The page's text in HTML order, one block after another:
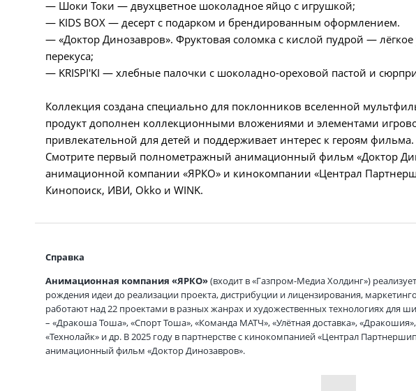
— Шоки Токи — двухцветное шоколадное яйцо с игрушкой;
— KIDS BOX — десерт с подарком и брендированным оформлением.
— «Доктор Динозавров». Фруктовая соломка с кислой пудрой —
перекуса;
— KRISPI'KI — хлебные палочки с шоколадно-ореховой пастой и
Коллекция создана специально для поклонников вселенной
продукт дополнен коллекционными вложениями и элементами
привлекательной для детей и поддерживает интерес к героям фильма.
Смотрите первый полнометражный анимационный фильм «Доктор
анимационной компании «ЯРКО» и кинокомпании «Централ
Кинопоиск, ИВИ, Okko и WINK.
Справка
Анимационная компания «ЯРКО»(входит в «Газпром-Медиа Холдинг»)
рождения идеи до реализации проекта, дистрибуции и лицензирования,
работают над 22 проектами в разных жанрах и художественных технологиях для
– «Дракоша Тоша», «Спорт Тоша», «Команда МАТЧ», «Улётная доставка»,
«Технолайк» и др. В 2025 году в партнерстве с кинокомпанией «Централ
анимационный фильм «Доктор Динозавров».